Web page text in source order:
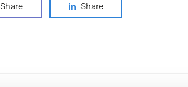
Share Share